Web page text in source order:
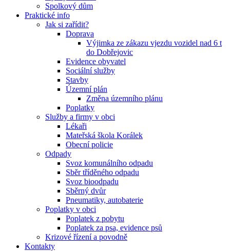
Spolkový dům
Praktické info
Jak si zařídit?
Doprava
Výjimka ze zákazu vjezdu vozidel nad 6 t
do Dobřejovic
Evidence obyvatel
Sociální služby
Stavby
Územní plán
Změna územního plánu
Poplatky
Služby a firmy v obci
Lékaři
Mateřská škola Korálek
Obecní policie
Odpady
Svoz komunálního odpadu
Sběr tříděného odpadu
Svoz bioodpadu
Sběrný dvůr
Pneumatiky, autobaterie
Poplatky v obci
Poplatek z pobytu
Poplatek za psa, evidence psů
Krizové řízení a povodně
Kontakty